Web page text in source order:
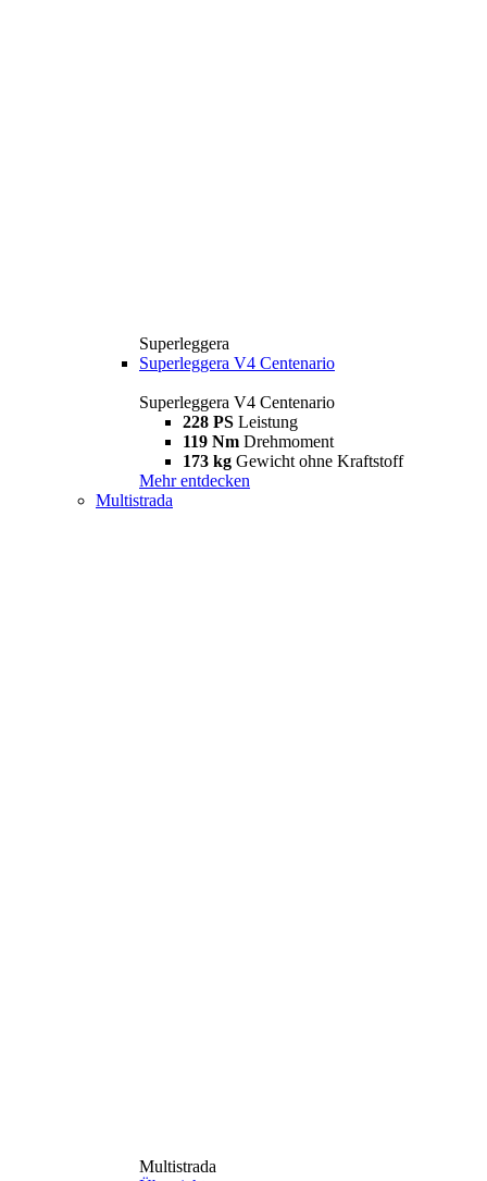
Superleggera
Superleggera V4 Centenario
Superleggera V4 Centenario
228 PS Leistung
119 Nm Drehmoment
173 kg Gewicht ohne Kraftstoff
Mehr entdecken
Multistrada
Multistrada